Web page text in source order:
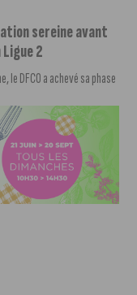
sereine avant
2
le DFCO a achevé sa phase